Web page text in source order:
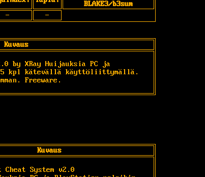
BLAKE3/b3sum
- -
Kuvaus
by XRay Huijauksia PC ja
kpl kätevällä käyttöliittymällä.
Freeware.
Kuvaus
Cheat System v2.0